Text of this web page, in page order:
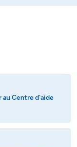
au Centre d'aide